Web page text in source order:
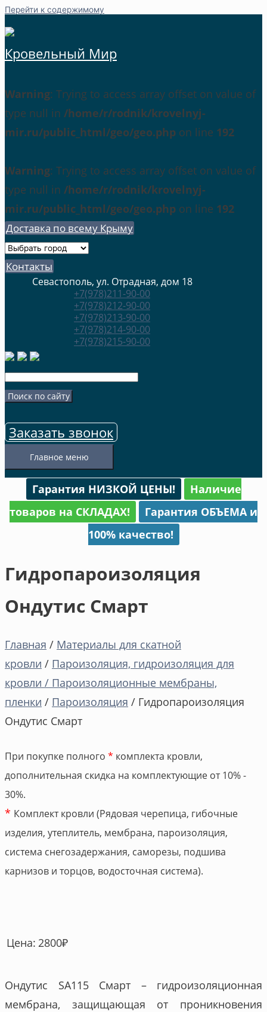
Перейти к содержимому
Кровельный Мир
Warning: Trying to access array offset on value of
type null in /home/r/rodnik/krovelnyj-
mir.ru/public_html/geo/geo.php on line 192
Warning: Trying to access array offset on value of
type null in /home/r/rodnik/krovelnyj-
mir.ru/public_html/geo/geo.php on line 192
Доставка по всему Крыму
Контакты
Севастополь, ул. Отрадная, дом 18
+7(978)211-90-00
+7(978)212-90-00
+7(978)213-90-00
+7(978)214-90-00
+7(978)215-90-00
Заказать звонок
Главное меню
Гарантия НИЗКОЙ ЦЕНЫ!
Наличие
товаров на СКЛАДАХ!
Гарантия ОБЪЕМА и
100% качество!
Гидропароизоляция
Ондутис Смарт
Главная / Материалы для скатной
кровли / Пароизоляция, гидроизоляция для
кровли / Пароизоляционные мембраны,
пленки / Пароизоляция / Гидропароизоляция
Ондутис Смарт
При покупке полного * комплекта кровли,
дополнительная скидка на комплектующие от 10% -
30%.
* Комплект кровли (Рядовая черепица, гибочные
изделия, утеплитель, мембрана, пароизоляция,
система снегозадержания, саморезы, подшива
карнизов и торцов, водосточная система).
Цена: 2800₽
Ондутис SA115 Смарт – гидроизоляционная
мембрана, защищающая от проникновения